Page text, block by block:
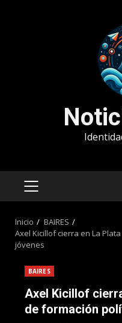
MENÚ
Inicio
BAIRES
Axel Kicillof cierra en La
jóvenes
BAIRES
Axel Kicillof
de formación